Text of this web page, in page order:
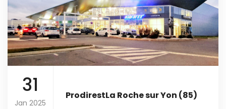
31
Jan 2025
ProdirestLa Roche sur Yon (85)